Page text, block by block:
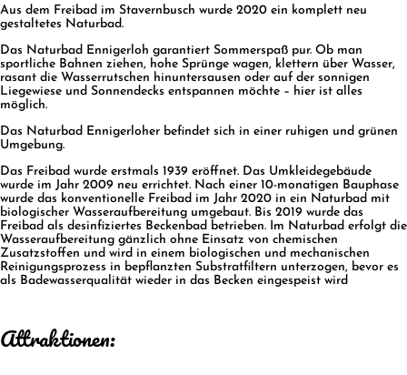
Aus dem Freibad im Stavernbusch wurde 2020 ein komplett neu
gestaltetes Naturbad.
Das Naturbad Ennigerloh garantiert Sommerspaß pur. Ob man
sportliche Bahnen ziehen, hohe Sprünge wagen, klettern über Wasser,
rasant die Wasserrutschen hinuntersausen oder auf der sonnigen
Liegewiese und Sonnendecks entspannen möchte – hier ist alles
möglich.
Das Naturbad Ennigerloher befindet sich in einer ruhigen und grünen
Umgebung.
Das Freibad wurde erstmals 1939 eröffnet. Das Umkleidegebäude
wurde im Jahr 2009 neu errichtet. Nach einer 10-monatigen Bauphase
wurde das konventionelle Freibad im Jahr 2020 in ein Naturbad mit
biologischer Wasseraufbereitung umgebaut. Bis 2019 wurde das
Freibad als desinfiziertes Beckenbad betrieben. Im Naturbad erfolgt die
Wasseraufbereitung gänzlich ohne Einsatz von chemischen
Zusatzstoffen und wird in einem biologischen und mechanischen
Reinigungsprozess in bepflanzten Substratfiltern unterzogen, bevor es
als Badewasserqualität wieder in das Becken eingespeist wird
Attraktionen: